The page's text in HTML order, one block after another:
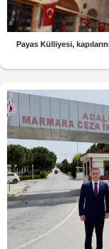
Payas Külliyesi,